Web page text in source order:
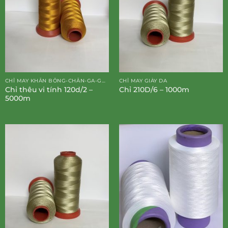
CHỈ MAY KHĂN BÔNG-CHĂN-GA-GỐI-ĐỆM
Chỉ thêu vi tính 120d/2 –
5000m
CHỈ MAY GIÀY DA
Chỉ 210D/6 – 1000m